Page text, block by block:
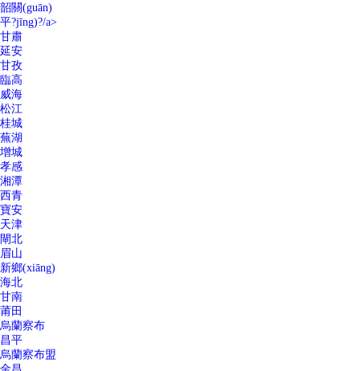
韶關(guān)
平?jīng)?/a>
甘肅
延安
甘孜
臨高
威海
松江
桂城
蕪湖
增城
孝感
湘潭
西青
寶安
天津
閘北
眉山
新鄉(xiāng)
海北
甘南
莆田
烏蘭察布
昌平
烏蘭察布盟